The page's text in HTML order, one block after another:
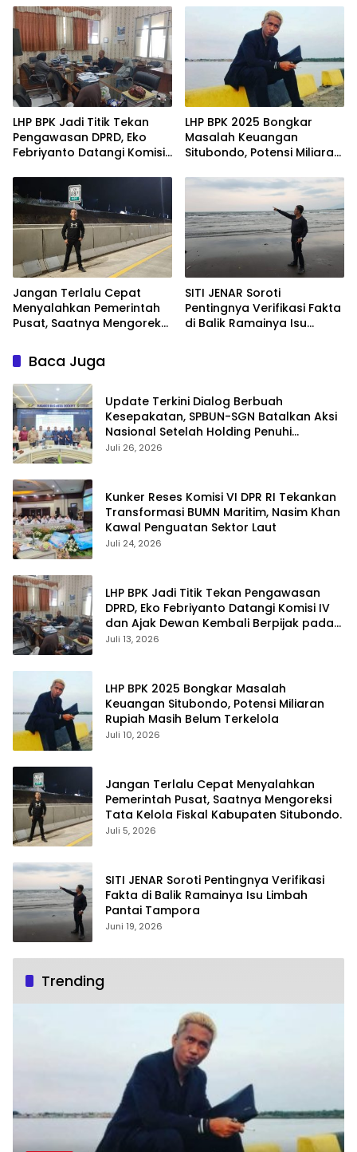
Penuhi Sejumlah Aspirasi
Laut
LHP BPK Jadi Titik Tekan
Pengawasan DPRD, Eko
Febriyanto Datangi Komisi
Berpijak pada Dokumen
Resmi Negara
LHP BPK 2025 Bongkar
Masalah Keuangan
Situbondo, Potensi Miliaran
Terkelola
Jangan Terlalu Cepat
Menyalahkan Pemerintah
Pusat, Saatnya Mengoreksi
Kabupaten Situbondo.
SITI JENAR Soroti
Pentingnya Verifikasi Fakta
di Balik Ramainya Isu
Baca Juga
Update Terkini Dialog Berbuah
Kesepakatan, SPBUN-SGN Batalkan Aksi
Nasional Setelah Holding Penuhi
Sejumlah Aspirasi
Juli 26, 2026
Kunker Reses Komisi VI DPR RI Tekankan
Transformasi BUMN Maritim, Nasim Khan
Kawal Penguatan Sektor Laut
Juli 24, 2026
LHP BPK Jadi Titik Tekan Pengawasan
DPRD, Eko Febriyanto Datangi Komisi IV
dan Ajak Dewan Kembali Berpijak pada
Dokumen Resmi Negara
Juli 13, 2026
LHP BPK 2025 Bongkar Masalah
Keuangan Situbondo, Potensi Miliaran
Rupiah Masih Belum Terkelola
Juli 10, 2026
Jangan Terlalu Cepat Menyalahkan
Pemerintah Pusat, Saatnya Mengoreksi
Tata Kelola Fiskal Kabupaten Situbondo.
Juli 5, 2026
SITI JENAR Soroti Pentingnya Verifikasi
Fakta di Balik Ramainya Isu Limbah
Pantai Tampora
Juni 19, 2026
Trending